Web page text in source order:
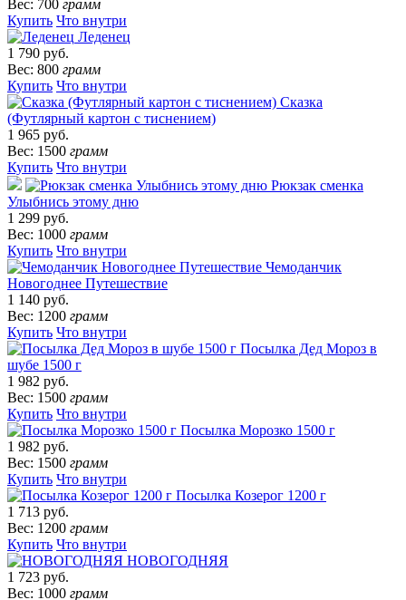
Вес: 700 грамм
Купить Что внутри
Леденец
1 790 руб.
Вес: 800 грамм
Купить Что внутри
Сказка
(Футлярный картон с тиснением)
1 965 руб.
Вес: 1500 грамм
Купить Что внутри
Рюкзак сменка
Улыбнись этому дню
1 299 руб.
Вес: 1000 грамм
Купить Что внутри
Чемоданчик
Новогоднее Путешествие
1 140 руб.
Вес: 1200 грамм
Купить Что внутри
Посылка Дед Мороз в
шубе 1500 г
1 982 руб.
Вес: 1500 грамм
Купить Что внутри
Посылка Морозко 1500 г
1 982 руб.
Вес: 1500 грамм
Купить Что внутри
Посылка Козерог 1200 г
1 713 руб.
Вес: 1200 грамм
Купить Что внутри
НОВОГОДНЯЯ
1 723 руб.
Вес: 1000 грамм